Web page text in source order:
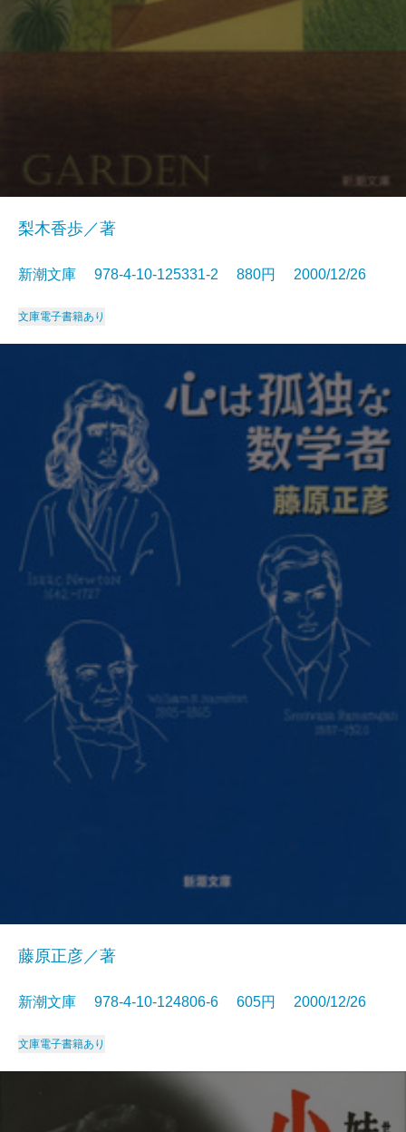
梨木香歩／著
新潮文庫 978-4-10-125331-2 880円 2000/12/26
文庫電子書籍あり
藤原正彦／著
新潮文庫 978-4-10-124806-6 605円 2000/12/26
文庫電子書籍あり